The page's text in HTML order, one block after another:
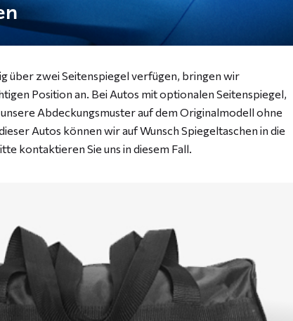
über zwei Seitenspiegel verfügen, bringen wir
Position an. Bei Autos mit optionalen Seitenspiegel,
Abdeckungsmuster auf dem Originalmodell ohne
Autos können wir auf Wunsch Spiegeltaschen in die
kontaktieren Sie uns in diesem Fall.